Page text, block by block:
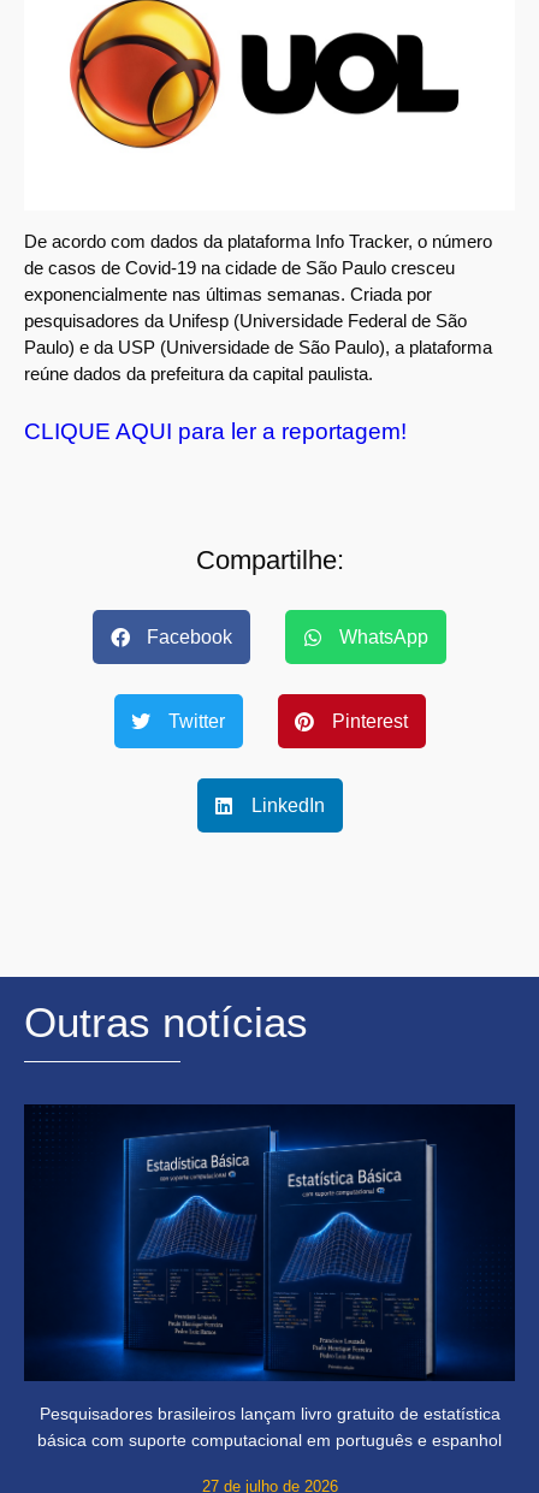
De acordo com dados da plataforma Info Tracker, o número
de casos de Covid-19 na cidade de São Paulo cresceu
exponencialmente nas últimas semanas. Criada por
pesquisadores da Unifesp (Universidade Federal de São
Paulo) e da USP (Universidade de São Paulo), a plataforma
reúne dados da prefeitura da capital paulista.
CLIQUE AQUI para ler a reportagem!
Compartilhe:
Facebook WhatsApp
Twitter Pinterest
LinkedIn
Outras notícias
Pesquisadores brasileiros lançam livro gratuito de estatística
básica com suporte computacional em português e espanhol
27 de julho de 2026